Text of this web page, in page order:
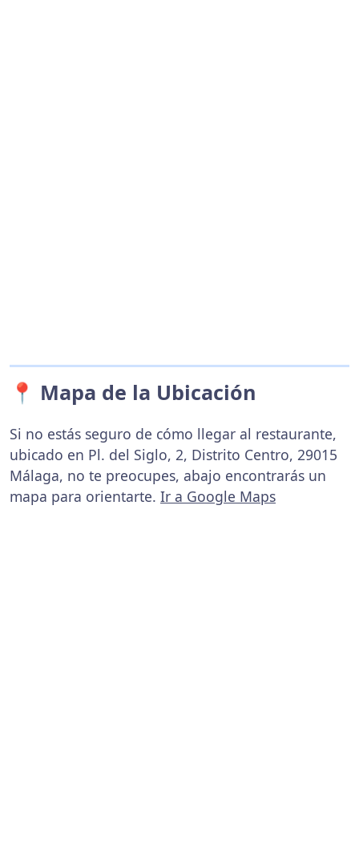
📍 Mapa de la Ubicación
Si no estás seguro de cómo llegar al restaurante,
ubicado en Pl. del Siglo, 2, Distrito Centro, 29015
Málaga, no te preocupes, abajo encontrarás un
mapa para orientarte. Ir a Google Maps